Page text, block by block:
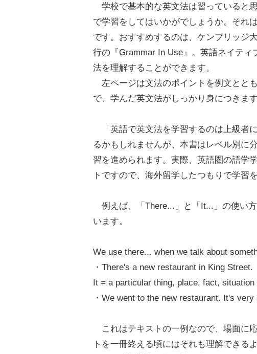
学校で基本的な英文法は習っていると
で学習をしてはいかがでしょうか。それ
です。おすすめするのは、ケンブリッジ
行の『Grammar In Use』。英語ネイテ
法を理解することができます。
左ページは文法のポイントを例文とと
で、学んだ英文法がしっかり身につきます
「英語で英文法を学習するのは上級者
るかもしれませんが、本書はレベル別に
習を進められます。実際、英語圏の語学
トですので、海外留学したつもりで学習
例えば、「There...」と「It...」の使い
います。
We use there... when we talk about
・There's a new restaurant in King
It = a particular thing, place, fact, situation
・We went to the new restaurant. It's very
これはテキストの一例なので、場面に
トを一冊終える頃にはそれも理解できる